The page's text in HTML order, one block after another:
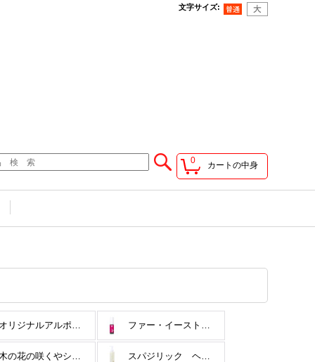
文字サイズ:
0 カートの中身
オリジナルアルポ(LMポーテンシー) ファー・イースト・フラワーエッセンス
木の花の咲くやシリーズ スパジリック ヘアケア